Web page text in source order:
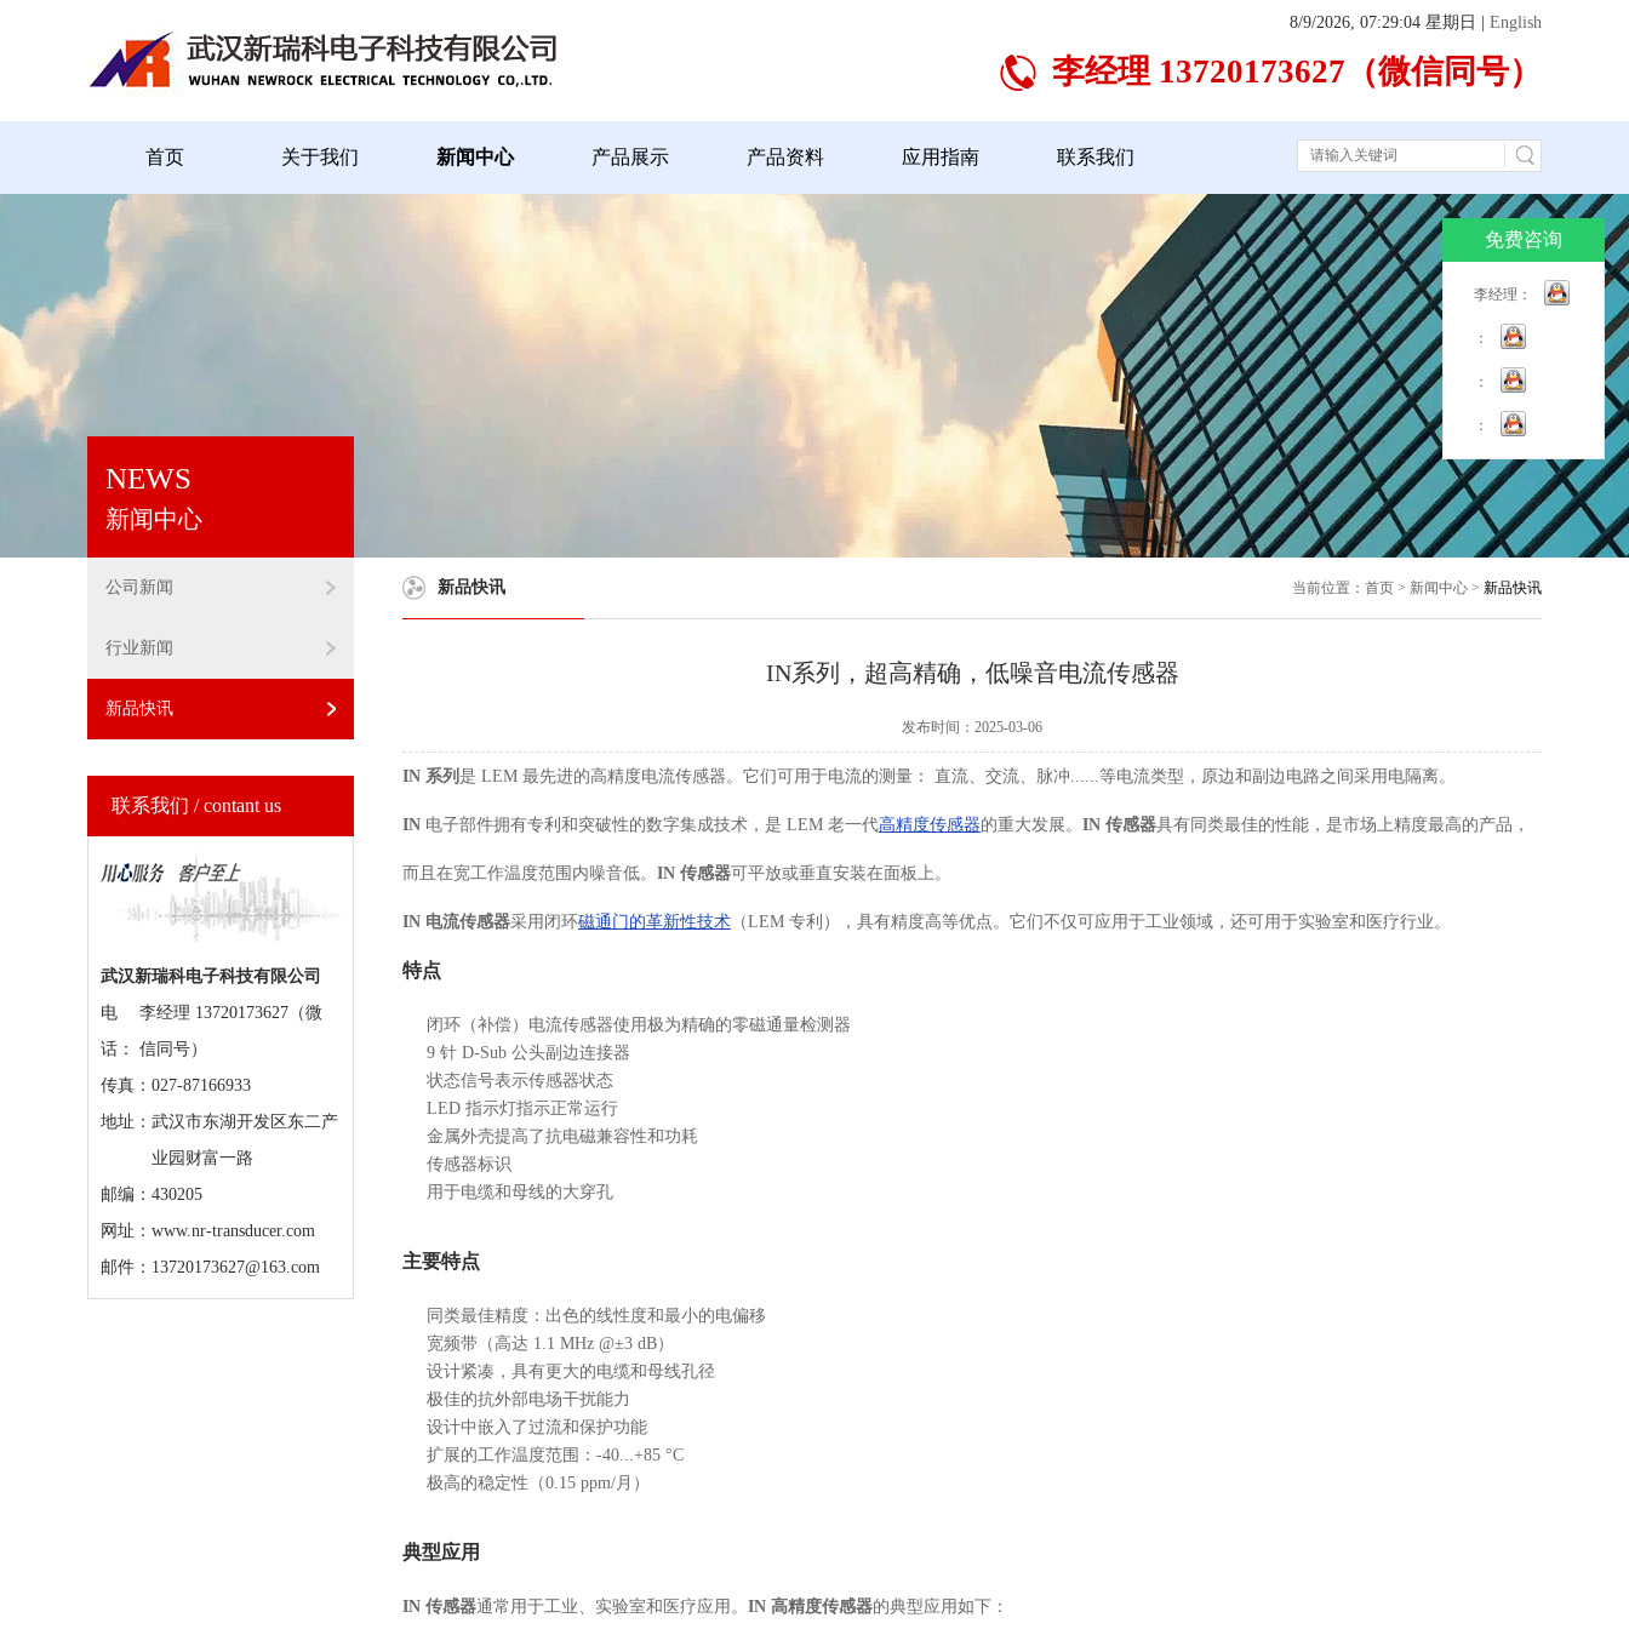
8/9/2026, 07:29:04 星期日 English
李经理 13720173627（微信同号）
首页 关于我们 新闻中心 产品展示 产品资料 应用指南 联系我们
NEWS
新闻中心
公司新闻
行业新闻
新品快讯
联系我们 / contant us
武汉新瑞科电子科技有限公司
电
话：
李经理 13720173627（微
信同号）
传真：027-87166933
地址： 武汉市东湖开发区东二产
业园财富一路
邮编：430205
网址：www.nr-transducer.com
邮件：13720173627@163.com
新品快讯 当前位置：首页 > 新闻中心 > 新品快讯
IN系列，超高精确，低噪音电流传感器
发布时间：2025-03-06
IN 系列 是 LEM 最先进的高精度电流传感器。它们可用于电流的测量： 直流、交流、脉冲......等电流类型，原边和副边电路之间采用电隔离。
IN 电子部件拥有专利和突破性的数字集成技术，是 LEM 老一代高精度传感器的重大发展。 IN 传感器具有同类最佳的性能，是市场上精度最高的产品，
而且在宽工作温度范围内噪音低。 IN 传感器可平放或垂直安装在面板上。
IN 电流传感器采用闭环磁通门的革新性技术 （LEM 专利），具有精度高等优点。它们不仅可应用于工业领域，还可用于实验室和医疗行业。
特点
闭环（补偿）电流传感器使用极为精确的零磁通量检测器
9 针 D-Sub 公头副边连接器
状态信号表示传感器状态
LED 指示灯指示正常运行
金属外壳提高了抗电磁兼容性和功耗
传感器标识
用于电缆和母线的大穿孔
主要特点
同类最佳精度：出色的线性度和最小的电偏移
宽频带（高达 1.1 MHz @±3 dB）
设计紧凑，具有更大的电缆和母线孔径
极佳的抗外部电场干扰能力
设计中嵌入了过流和保护功能
扩展的工作温度范围：-40...+85 °C
极高的稳定性（0.15 ppm/月）
典型应用
IN 传感器通常用于工业、实验室和医疗应用。 IN 高精度传感器的典型应用如下：
免费咨询
李经理：
：
：
：